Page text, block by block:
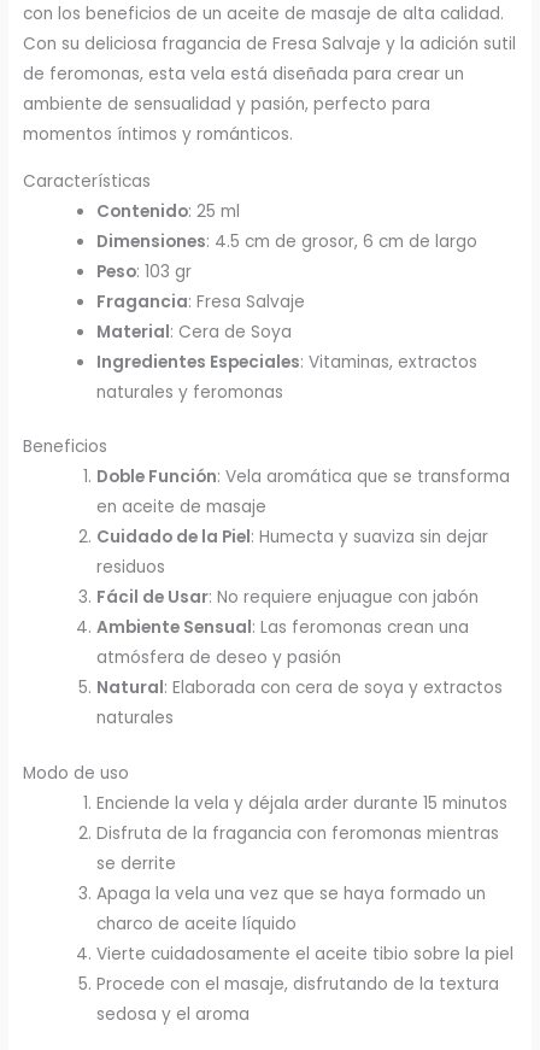
con los beneficios de un aceite de masaje de alta calidad.
Con su deliciosa fragancia de Fresa Salvaje y la adición sutil
de feromonas, esta vela está diseñada para crear un
ambiente de sensualidad y pasión, perfecto para
momentos íntimos y románticos.
Características
Contenido: 25 ml
Dimensiones: 4.5 cm de grosor, 6 cm de largo
Peso: 103 gr
Fragancia: Fresa Salvaje
Material: Cera de Soya
Ingredientes Especiales: Vitaminas, extractos
naturales y feromonas
Beneficios
Doble Función: Vela aromática que se transforma
en aceite de masaje
Cuidado de la Piel: Humecta y suaviza sin dejar
residuos
Fácil de Usar: No requiere enjuague con jabón
Ambiente Sensual: Las feromonas crean una
atmósfera de deseo y pasión
Natural: Elaborada con cera de soya y extractos
naturales
Modo de uso
Enciende la vela y déjala arder durante 15 minutos
Disfruta de la fragancia con feromonas mientras
se derrite
Apaga la vela una vez que se haya formado un
charco de aceite líquido
Vierte cuidadosamente el aceite tibio sobre la piel
Procede con el masaje, disfrutando de la textura
sedosa y el aroma